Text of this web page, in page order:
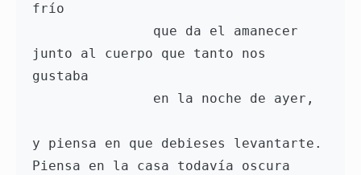
frío
junto al cuerpo que tanto nos
gustaba
y piensa en que debieses levantarte.
Piensa en la casa todavía oscura